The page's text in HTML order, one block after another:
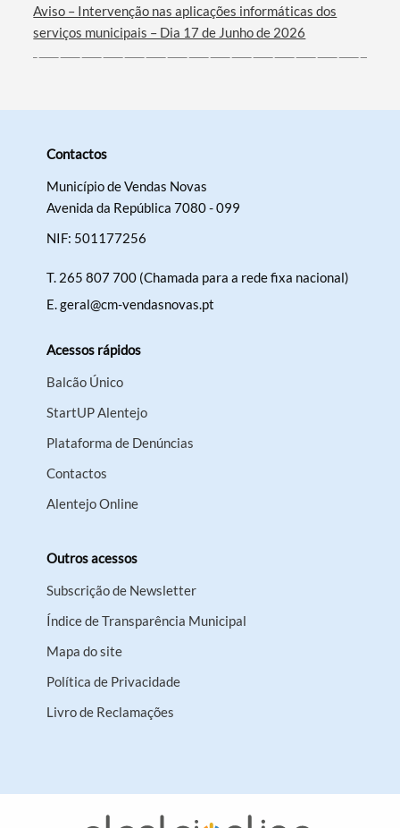
Aviso – Intervenção nas aplicações informáticas dos
serviços municipais – Dia 17 de Junho de 2026
Contactos
Município de Vendas Novas
Avenida da República 7080 - 099
NIF: 501177256
T. 265 807 700 (Chamada para a rede fixa nacional)
E.geral@cm-vendasnovas.pt
Acessos rápidos
Balcão Único
StartUP Alentejo
Plataforma de Denúncias
Contactos
Alentejo Online
Outros acessos
Subscrição de Newsletter
Índice de Transparência Municipal
Mapa do site
Política de Privacidade
Livro de Reclamações